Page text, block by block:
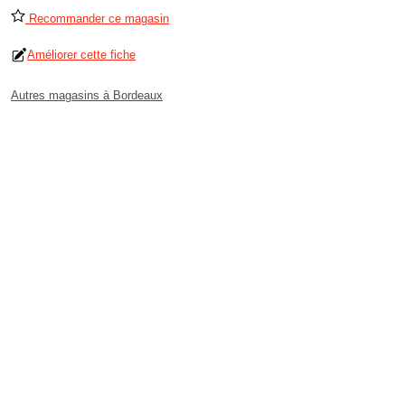
Recommander ce magasin
Améliorer cette fiche
Autres magasins à Bordeaux